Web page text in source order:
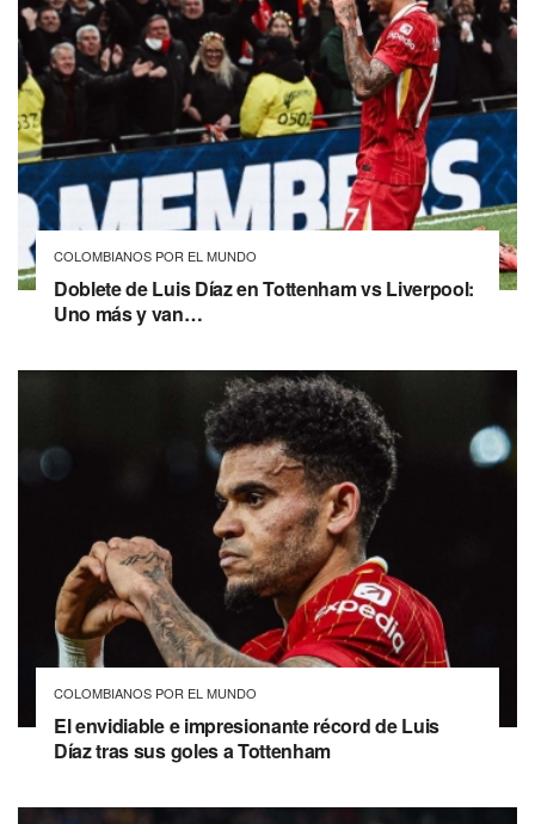
COLOMBIANOS POR EL MUNDO
Doblete de Luis Díaz en Tottenham vs Liverpool:
Uno más y van…
COLOMBIANOS POR EL MUNDO
El envidiable e impresionante récord de Luis
Díaz tras sus goles a Tottenham